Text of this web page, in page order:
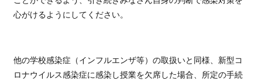
心がけるようにしてください。
他の学校感染症（インフルエンザ等）の取扱いと同様、新型コ
ロナウイルス感染症に感染し授業を欠席した場合、所定の手続